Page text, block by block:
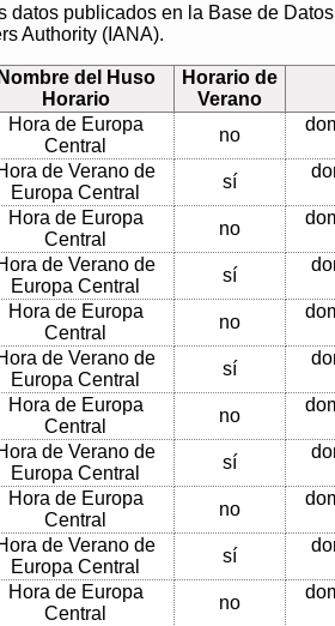
datos publicados en la Base de
Authority (IANA).
Nombre del Huso
Horario
Horario de
Verano
Hora de Europa
Central
no
de Verano de
Europa Central
sí
Hora de Europa
Central
no
de Verano de
Europa Central
sí
Hora de Europa
Central
no
de Verano de
Europa Central
sí
Hora de Europa
Central
no
de Verano de
Europa Central
sí
Hora de Europa
Central
no
de Verano de
Europa Central
sí
Hora de Europa
Central
no